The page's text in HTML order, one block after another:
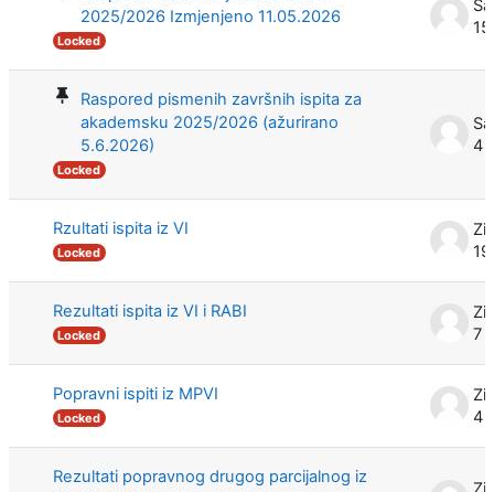
2025/2026 Izmjenjeno 11.05.2026
Locked
Raspored pismenih završnih ispita za
akademsku 2025/2026 (ažurirano
5.6.2026)
Locked
4
Rzultati ispita iz VI
Locked
Rezultati ispita iz VI i RABI
Locked
7
Popravni ispiti iz MPVI
Locked
4
Rezultati popravnog drugog parcijalnog iz